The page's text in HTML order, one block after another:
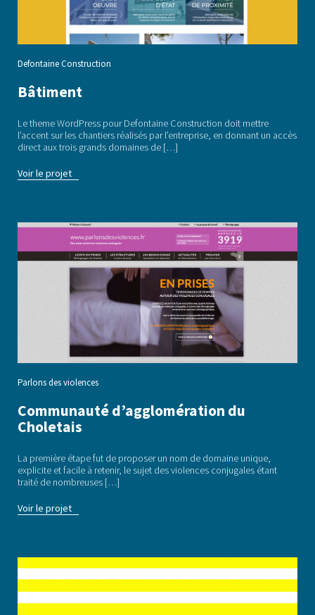
Defontaine Construction
Bâtiment
Le theme WordPress pour Defontaine Construction doit mettre
l’accent sur les chantiers réalisés par l’entreprise, en donnant un accès
direct aux trois grands domaines de […]
Voir le projet
Parlons des violences
Communauté d’agglomération du
Choletais
La première étape fut de proposer un nom de domaine unique,
explicite et facile à retenir, le sujet des violences conjugales étant
traité de nombreuses […]
Voir le projet